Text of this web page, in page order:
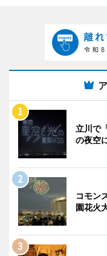
立川で
の夜空
コモン
園花火